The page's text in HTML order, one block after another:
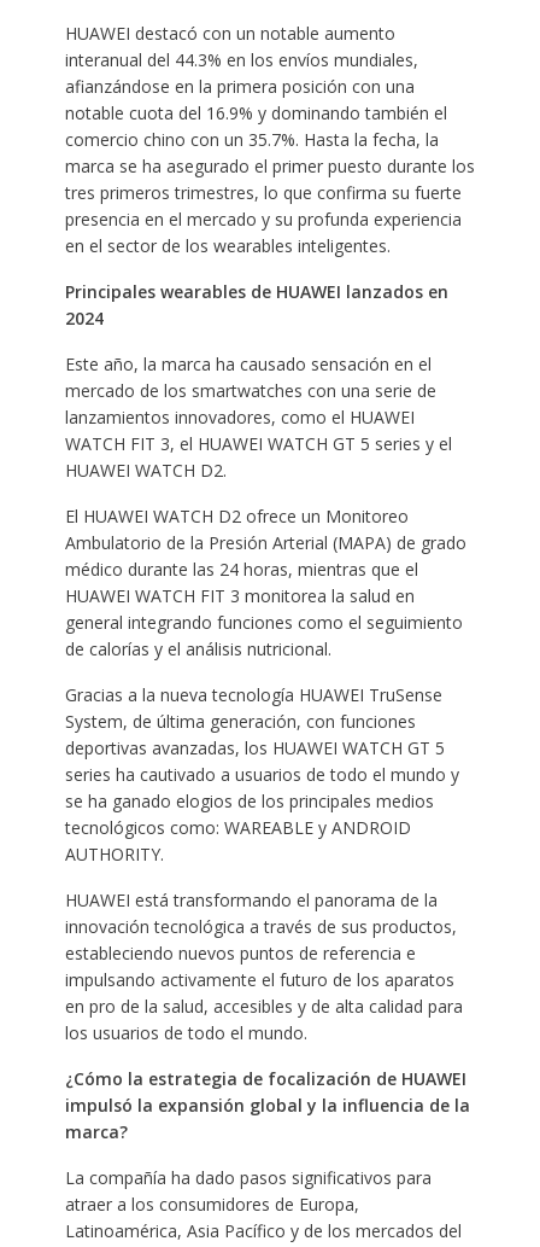
HUAWEI destacó con un notable aumento
interanual del 44.3% en los envíos mundiales,
afianzándose en la primera posición con una
notable cuota del 16.9% y dominando también el
comercio chino con un 35.7%. Hasta la fecha, la
marca se ha asegurado el primer puesto durante los
tres primeros trimestres, lo que confirma su fuerte
presencia en el mercado y su profunda experiencia
en el sector de los wearables inteligentes.
Principales wearables de HUAWEI lanzados en
2024
Este año, la marca ha causado sensación en el
mercado de los smartwatches con una serie de
lanzamientos innovadores, como el HUAWEI
WATCH FIT 3, el HUAWEI WATCH GT 5 series y el
HUAWEI WATCH D2.
El HUAWEI WATCH D2 ofrece un Monitoreo
Ambulatorio de la Presión Arterial (MAPA) de grado
médico durante las 24 horas, mientras que el
HUAWEI WATCH FIT 3 monitorea la salud en
general integrando funciones como el seguimiento
de calorías y el análisis nutricional.
Gracias a la nueva tecnología HUAWEI TruSense
System, de última generación, con funciones
deportivas avanzadas, los HUAWEI WATCH GT 5
series ha cautivado a usuarios de todo el mundo y
se ha ganado elogios de los principales medios
tecnológicos como: WAREABLE y ANDROID
AUTHORITY.
HUAWEI está transformando el panorama de la
innovación tecnológica a través de sus productos,
estableciendo nuevos puntos de referencia e
impulsando activamente el futuro de los aparatos
en pro de la salud, accesibles y de alta calidad para
los usuarios de todo el mundo.
¿Cómo la estrategia de focalización de HUAWEI
impulsó la expansión global y la influencia de la
marca?
La compañía ha dado pasos significativos para
atraer a los consumidores de Europa,
Latinoamérica, Asia Pacífico y de los mercados del